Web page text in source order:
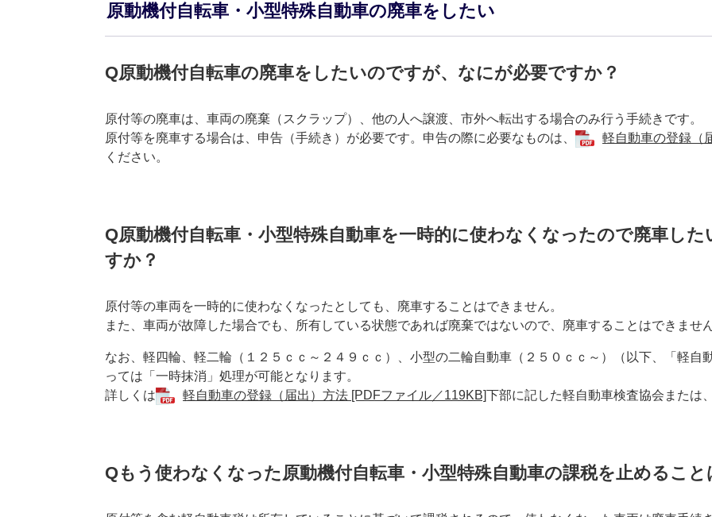
原動機付自転車・小型特殊自動車の廃車をしたい
Q原動機付自転車の廃車をしたいのですが、なにが必要ですか？
原付等の廃車は、車両の廃棄（スクラップ）、他の人へ譲渡、市外へ転出する場合のみ行う手続きです。
原付等を廃車する場合は、申告（手続き）が必要です。 申告の際に必要なものは、 軽自動車の登録（
ください。
Q原動機付自転車・小型特殊自動車を一時的に使わなくなったので廃車し
すか？
原付等の車両を一時的に使わなくなったとしても、廃車することはできません。
また、車両が故障した場合でも、所有している状態であれば廃棄ではないので、廃車することはできません
なお、軽四輪、軽二輪（１２５ｃｃ～２４９ｃｃ）、小型の二輪自動車（２５０ｃｃ～）（以下、「軽自
っては「一時抹消」処理が可能となります。
詳しくは
軽自動車の登録（届出）方法 [PDFファイル／119KB]下部に記した軽自動車検査協会または
Qもう使わなくなった原動機付自転車・小型特殊自動車の課税を止めること